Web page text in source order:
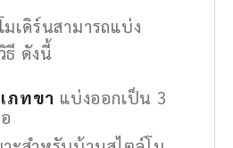
เดิร์นสามารถแบ่ง
ธี ดังนี้
ภทขา แบ่งออกเป็น 3